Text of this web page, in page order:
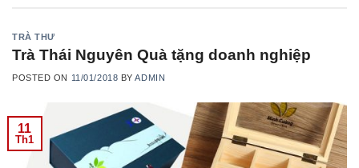
TRÀ THƯ
Trà Thái Nguyên Quà tặng doanh nghiệp
POSTED ON 11/01/2018 BYADMIN
11
Th1